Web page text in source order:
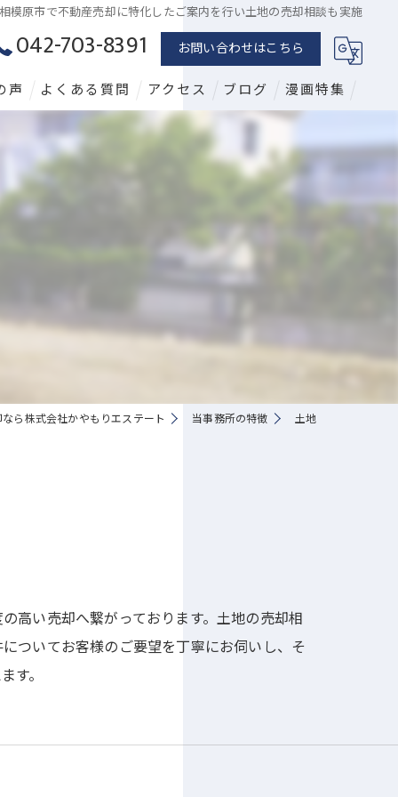
模原市で不動産売却に特化したご案内を行い土地の売却相談も実施
042-703-8391 お問い合わせはこちら
声 よくある質問 アクセス ブログ 漫画特集
ら株式会社かやもりエステート 当事務所の特徴 土地
高い売却へ繋がっております。土地の売却相
ついてお客様のご要望を丁寧にお伺いし、そ
す。